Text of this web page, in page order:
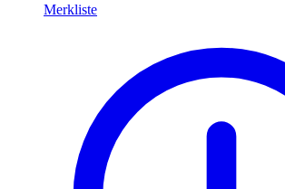
Merkliste